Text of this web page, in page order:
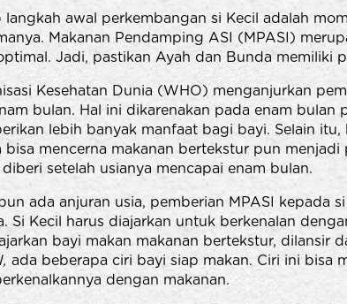
langkah awal perkembangan si Kecil adalah
Makanan Pendamping ASI (MPASI)
Jadi, pastikan Ayah dan Bunda memiliki
Kesehatan Dunia (WHO) menganjurkan
bulan. Hal ini dikarenakan pada enam bulan
lebih banyak manfaat bagi bayi. Selain
bisa mencerna makanan bertekstur pun
setelah usianya mencapai enam bulan.
ada anjuran usia, pemberian MPASI kepada
Si Kecil harus diajarkan untuk berkenalan
bayi makan makanan bertekstur, dilansir
ada beberapa ciri bayi siap makan. Ciri ini bisa
dengan makanan.